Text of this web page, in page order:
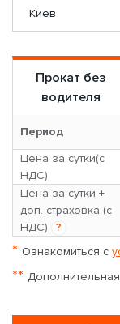
Прокат без
водителя
Период
Цена за сутки(с
НДС)
Цена за сутки +
доп. страховка (с
НДС)
?
* Ознакомиться с
** Дополнительная